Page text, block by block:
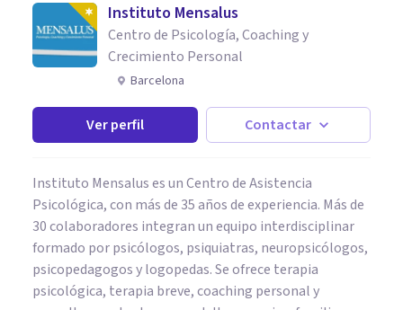
Instituto Mensalus
Centro de Psicología, Coaching y
Crecimiento Personal
Barcelona
Ver perfil Contactar
Instituto Mensalus es un Centro de Asistencia
Psicológica, con más de 35 años de experiencia. Más de
30 colaboradores integran un equipo interdisciplinar
formado por psicólogos, psiquiatras, neuropsicólogos,
psicopedagogos y logopedas. Se ofrece terapia
psicológica, terapia breve, coaching personal y